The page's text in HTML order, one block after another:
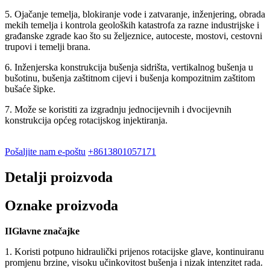
5. Ojačanje temelja, blokiranje vode i zatvaranje, inženjering, obrada
mekih temelja i kontrola geoloških katastrofa za razne industrijske i
građanske zgrade kao što su željeznice, autoceste, mostovi, cestovni
trupovi i temelji brana.
6. Inženjerska konstrukcija bušenja sidrišta, vertikalnog bušenja u
bušotinu, bušenja zaštitnom cijevi i bušenja kompozitnim zaštitom
bušaće šipke.
7. Može se koristiti za izgradnju jednocijevnih i dvocijevnih
konstrukcija općeg rotacijskog injektiranja.
Pošaljite nam e-poštu +8613801057171
Detalji proizvoda
Oznake proizvoda
IIGlavne značajke
1. Koristi potpuno hidraulički prijenos rotacijske glave, kontinuiranu
promjenu brzine, visoku učinkovitost bušenja i nizak intenzitet rada.